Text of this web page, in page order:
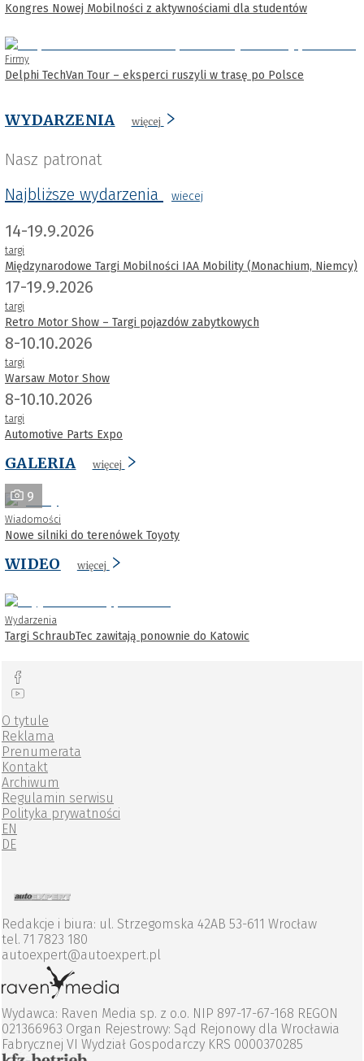
Kongres Nowej Mobilności z aktywnościami dla studentów
Firmy
Delphi TechVan Tour – eksperci ruszyli w trasę po Polsce
WYDARZENIA więcej
Nasz patronat
Najbliższe wydarzenia
wiecej
14-19.9.2026
targi
Międzynarodowe Targi Mobilności IAA Mobility (Monachium, Niemcy)
17-19.9.2026
targi
Retro Motor Show – Targi pojazdów zabytkowych
8-10.10.2026
targi
Warsaw Motor Show
8-10.10.2026
targi
Automotive Parts Expo
GALERIA więcej
9
Wiadomości
Nowe silniki do terenówek Toyoty
WIDEO więcej
Wydarzenia
Targi SchraubTec zawitają ponownie do Katowic
O tytule
Reklama
Prenumerata
Kontakt
Archiwum
Regulamin serwisu
Polityka prywatności
EN
DE
Redakcje i biura: ul. Strzegomska 42AB 53-611 Wrocław
tel. 71 7823 180
autoexpert@autoexpert.pl
Wydawca: Raven Media sp. z o.o. NIP 897-17-67-168 REGON
021366963 Organ Rejestrowy: Sąd Rejonowy dla Wrocławia
Fabrycznej VI Wydział Gospodarczy KRS 0000370285